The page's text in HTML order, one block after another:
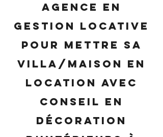
agence en
gestion locative
pour mettre sa
villa/maison en
location avec
conseil en
décoration